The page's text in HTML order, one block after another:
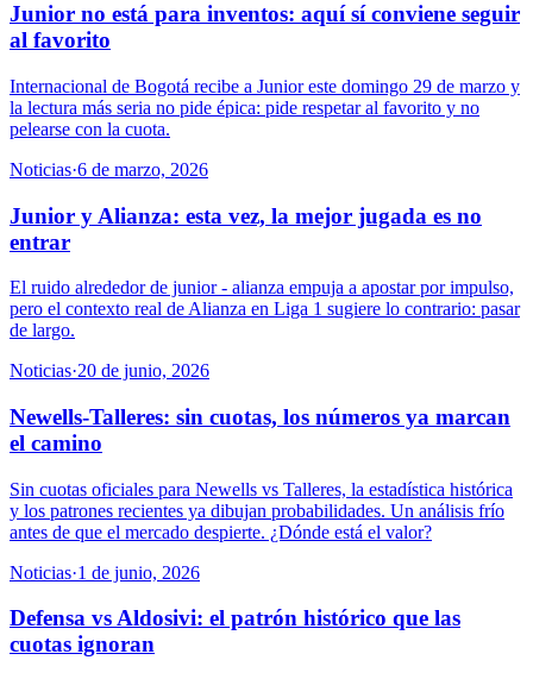
Junior no está para inventos: aquí sí conviene seguir
al favorito
Internacional de Bogotá recibe a Junior este domingo 29 de marzo y
la lectura más seria no pide épica: pide respetar al favorito y no
pelearse con la cuota.
Noticias·6 de marzo, 2026
Junior y Alianza: esta vez, la mejor jugada es no
entrar
El ruido alrededor de junior - alianza empuja a apostar por impulso,
pero el contexto real de Alianza en Liga 1 sugiere lo contrario: pasar
de largo.
Noticias·20 de junio, 2026
Newells-Talleres: sin cuotas, los números ya marcan
el camino
Sin cuotas oficiales para Newells vs Talleres, la estadística histórica
y los patrones recientes ya dibujan probabilidades. Un análisis frío
antes de que el mercado despierte. ¿Dónde está el valor?
Noticias·1 de junio, 2026
Defensa vs Aldosivi: el patrón histórico que las
cuotas ignoran